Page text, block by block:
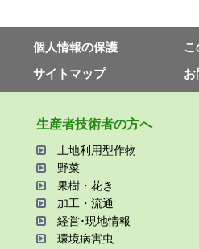
個⼈情報の保護
サイトマップ
お
⽣産者技術者の⽅へ
⼟地利⽤型作物
野菜
果樹・花き
加⼯・流通
経営･現地情報
環境病害⾍